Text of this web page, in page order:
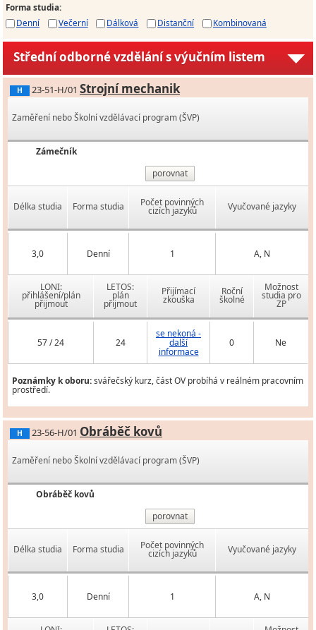
Forma studia:
Denní
Večerní Dálková Distanční Kombinovaná
Střední odborné vzdělání s výučním listem
H 23-51-H/01 Strojní mechanik
Zaměření nebo Školní vzdělávací program (ŠVP)
Zámečník
porovnat
Délka studia Forma studia Počet povinných
cizích jazyků Vyučované jazyky
3,0 Denní 1 A, N
LONI:
přihlášení/plán
přijmout
LETOS:
plán
přijmout
Přijímací
zkouška
Roční
školné
Možnost
studia pro
ZP
57 / 24 24
se nekoná -
další
informace
0 Ne
Poznámky k oboru:svářečský kurz, část OV probíhá v reálném pracovním
prostředí.
H 23-56-H/01 Obráběč kovů
Zaměření nebo Školní vzdělávací program (ŠVP)
Obráběč kovů
porovnat
Délka studia Forma studia Počet povinných
cizích jazyků Vyučované jazyky
3,0 Denní 1 A, N